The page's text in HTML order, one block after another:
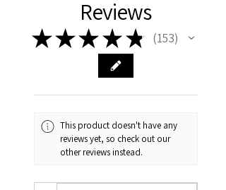
Reviews
★★★ ★ ★ 153
153
This product doesn't have any
reviews yet, so check out our
other reviews instead.